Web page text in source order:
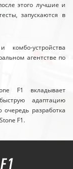
этого лучшие и
запускаются в
комбо-устройства
агентстве по
F1 вкладывает
адаптацию
разработка
F1.